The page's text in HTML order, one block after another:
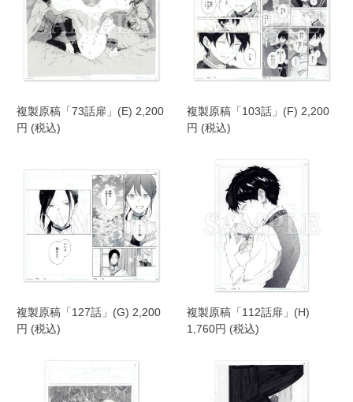
複製原稿「73話扉」(E) 2,200
円 (税込)
複製原稿「103話」(F) 2,200
円 (税込)
複製原稿「127話」(G) 2,200
円 (税込)
複製原稿「112話扉」(H)
1,760円 (税込)